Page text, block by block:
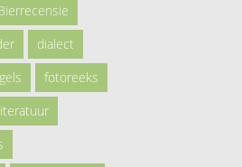
dialect
fotoreeks